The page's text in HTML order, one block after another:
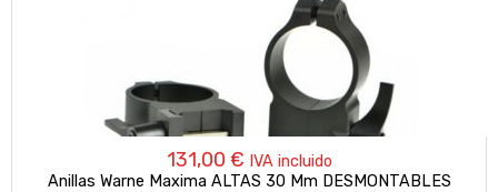
131,00 € IVA incluido
Anillas Warne Maxima ALTAS 30 Mm DESMONTABLES